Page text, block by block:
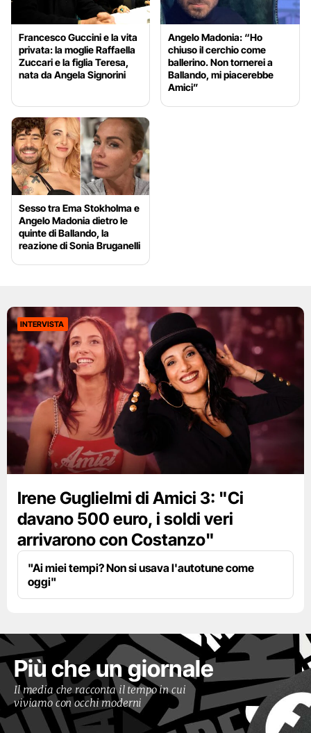
Francesco Guccini e la vita
privata: la moglie Raffaella
Zuccari e la figlia Teresa,
nata da Angela Signorini
Angelo Madonia: “Ho
chiuso il cerchio come
ballerino. Non tornerei a
Ballando, mi piacerebbe
Amici”
Sesso tra Ema Stokholma e
Angelo Madonia dietro le
quinte di Ballando, la
reazione di Sonia Bruganelli
INTERVISTA
Irene Guglielmi di Amici 3: "Ci
davano 500 euro, i soldi veri
arrivarono con Costanzo"
"Ai miei tempi? Non si usava l'autotune come
oggi"
Più che un giornale
Il media che racconta il tempo in cui
viviamo con occhi moderni